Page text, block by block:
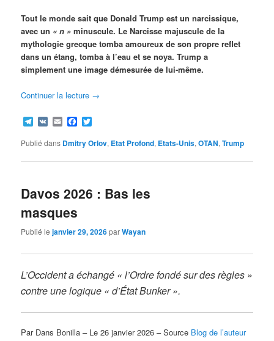
Tout le monde sait que Donald Trump est un narcissique,
avec un « n » minuscule. Le Narcisse majuscule de la
mythologie grecque tomba amoureux de son propre reflet
dans un étang, tomba à l’eau et se noya. Trump a
simplement une image démesurée de lui-même.
Continuer la lecture →
Telegram
VK EmailFacebook
Publié dans Dmitry Orlov, Etat Profond, Etats-Unis,OTAN,Trump
Davos 2026 : Bas les
masques
Publié lejanvier 29, 2026parWayan
L’Occident a échangé « l’Ordre fondé sur des règles »
contre une logique « d’État Bunker ».
Par Dans Bonilla – Le 26 janvier 2026 – Source Blog de l’auteur